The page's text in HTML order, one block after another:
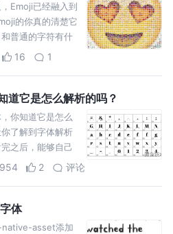
Emoji已经融入到
的你真的清楚它
普通的字符有什
你揭秘Emoji的全
16 1
道它是怎么解析的吗？
你知道它是怎么
了解到字体解析
之后，能够自己
...
954 2 评论
体
asset添加